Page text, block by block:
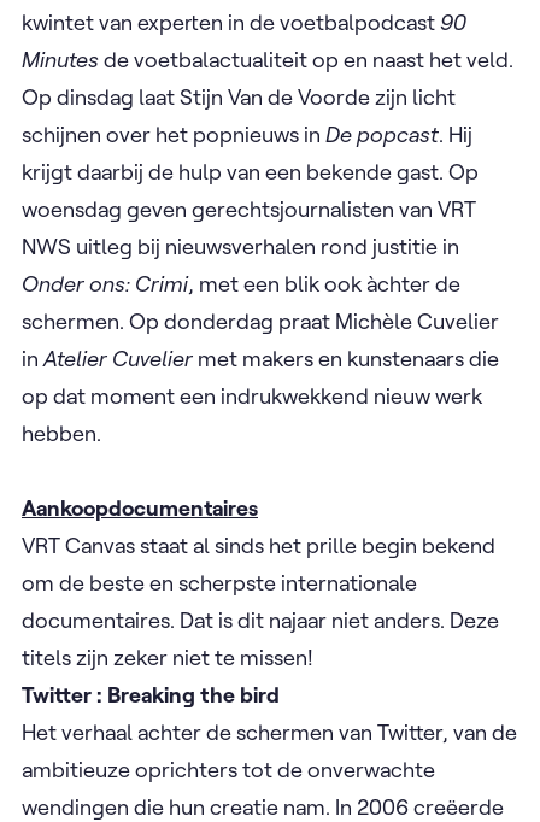
kunstmatige inseminaties worden uitgevoerd met
een techniek die in Brussel werd ontwikkeld.
Later dit najaar
Podcasts op VRT Canvas
Elke weekdag van maandag tot en met donderdag
programmeert VRT Canvas een podcast (met
video) om 23 uur. Op maandag bespreekt een
kwintet van experten in de voetbalpodcast90
Minutesde voetbalactualiteit op en naast het veld.
Op dinsdag laat Stijn Van de Voorde zijn licht
schijnen over het popnieuws inDe popcast. Hij
krijgt daarbij de hulp van een bekende gast. Op
NWS uitleg bij nieuwsverhalen rond justitie in
Onder ons: Crimi , met een blik ook àchter de
schermen. Op donderdag praat Michèle Cuvelier
inAtelier Cuveliermet makers en kunstenaars die
op dat moment een indrukwekkend nieuw werk
hebben.
Aankoopdocumentaires
VRT Canvas staat al sinds het prille begin bekend